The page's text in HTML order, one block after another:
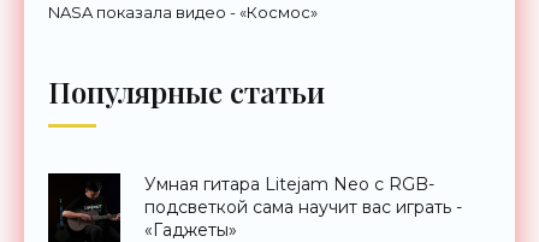
NASA показала видео - «Космос»
Популярные статьи
Умная гитара Litejam Neo с RGB-
подсветкой сама научит вас играть -
«Гаджеты»